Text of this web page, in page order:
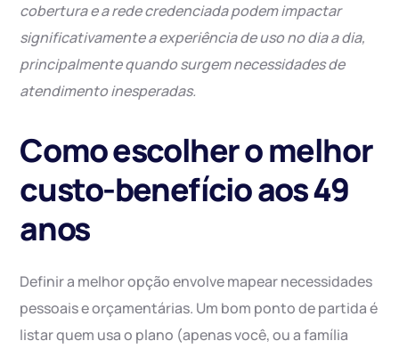
cobertura e a rede credenciada podem impactar
significativamente a experiência de uso no dia a dia,
principalmente quando surgem necessidades de
atendimento inesperadas.
Como escolher o melhor
custo-benefício aos 49
anos
Definir a melhor opção envolve mapear necessidades
pessoais e orçamentárias. Um bom ponto de partida é
listar quem usa o plano (apenas você, ou a família